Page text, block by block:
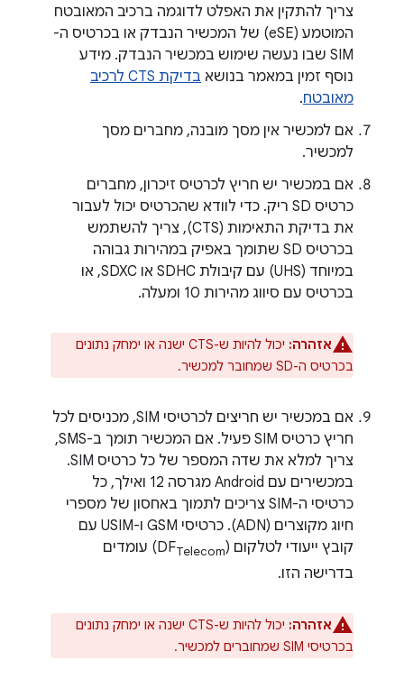
צריך להתקין את האפלט לדוגמה ברכיב המאובטח
המוטמע (eSE) של המכשיר הנבדק או בכרטיס ה-
SIM שבו נעשה שימוש במכשיר הנבדק. מידע
נוסף זמין במאמר בנושא
בדיקת CTS לרכיב
מאובטח.
אם למכשיר אין מסך מובנה, מחברים מסך
למכשיר.
אם במכשיר יש חריץ לכרטיס זיכרון, מחברים
כרטיס SD ריק. כדי לוודא שהכרטיס יכול לעבור
את בדיקת התאימות (CTS), צריך להשתמש
בכרטיס SD שתומך באפיק במהירות גבוהה
במיוחד (UHS) עם קיבולת SDHC או SDXC, או
בכרטיס עם סיווג מהירות 10 ומעלה.
אזהרה:
יכול להיות ש-CTS ישנה או ימחק נתונים
בכרטיס ה-SD שמחובר למכשיר.
אם במכשיר יש חריצים לכרטיסי SIM, מכניסים לכל
חריץ כרטיס SIM פעיל. אם המכשיר תומך ב-SMS,
צריך למלא את שדה המספר של כל כרטיס SIM.
במכשירים עם Android מגרסה 12 ואילך, כל
כרטיסי ה-SIM צריכים לתמוך באחסון של מספרי
חיוג מקוצרים (ADN). כרטיסי GSM ו-USIM עם
קובץ ייעודי לטלקום (DFTelecom
) עומדים
בדרישה הזו.
אזהרה:
יכול להיות ש-CTS ישנה או ימחק נתונים
בכרטיסי SIM שמחוברים למכשיר.